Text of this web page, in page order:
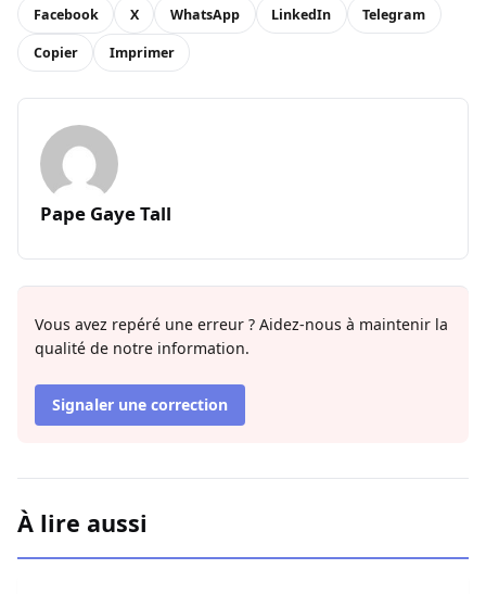
Facebook X WhatsApp LinkedIn Telegram
Copier Imprimer
Pape Gaye Tall
Vous avez repéré une erreur ? Aidez-nous à maintenir la
qualité de notre information.
Signaler une correction
À lire aussi